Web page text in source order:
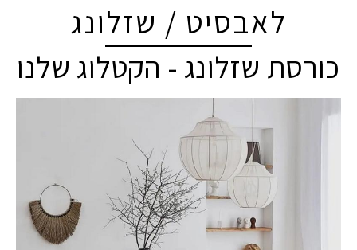
לאבסיט / שזלונג
כורסת שזלונג - הקטלוג שלנו